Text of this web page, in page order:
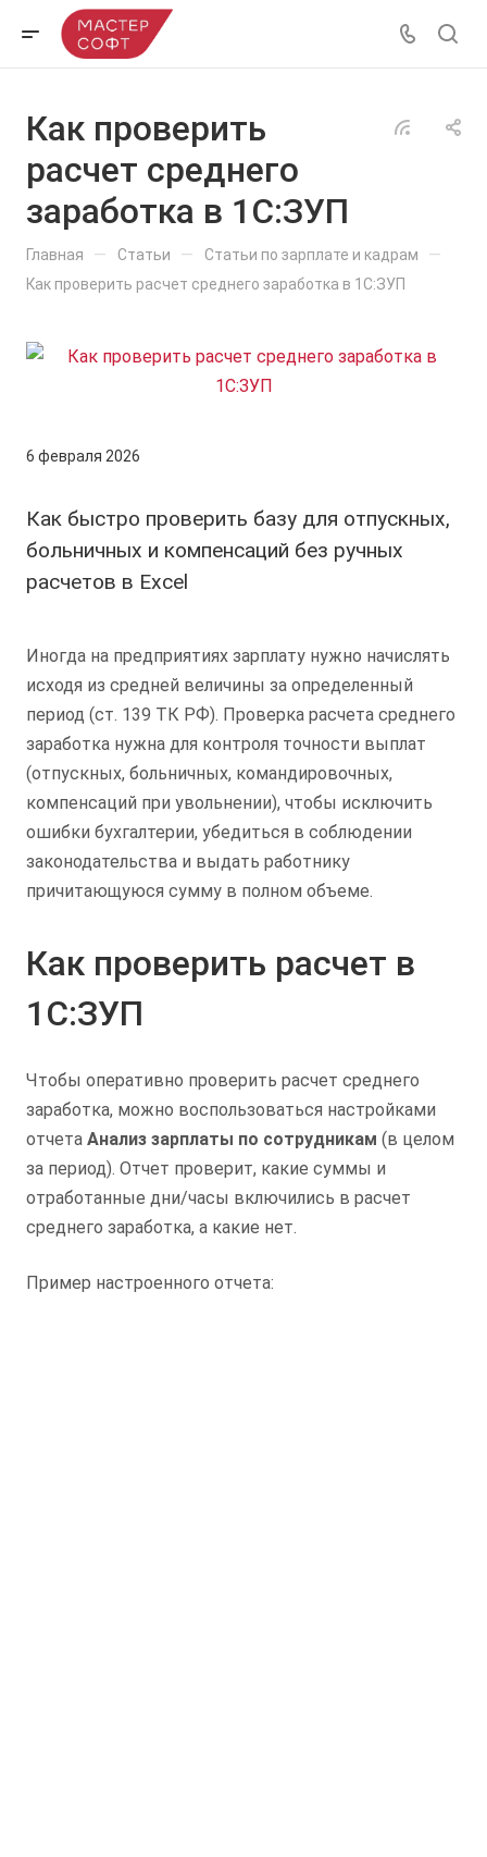
Как проверить
расчет среднего
заработка в 1С:ЗУП
Главная — Статьи — Статьи по зарплате и кадрам —
Как проверить расчет среднего заработка в 1С:ЗУП
6 февраля 2026
Как быстро проверить базу для отпускных,
больничных и компенсаций без ручных
расчетов в Excel
Иногда на предприятиях зарплату нужно начислять
исходя из средней величины за определенный
период (ст. 139 ТК РФ). Проверка расчета среднего
заработка нужна для контроля точности выплат
(отпускных, больничных, командировочных,
компенсаций при увольнении), чтобы исключить
ошибки бухгалтерии, убедиться в соблюдении
законодательства и выдать работнику
причитающуюся сумму в полном объеме.
Как проверить расчет в
1С:ЗУП
Чтобы оперативно проверить расчет среднего
заработка, можно воспользоваться настройками
отчета Анализ зарплаты по сотрудникам (в целом
за период). Отчет проверит, какие суммы и
отработанные дни/часы включились в расчет
среднего заработка, а какие нет.
Пример настроенного отчета: